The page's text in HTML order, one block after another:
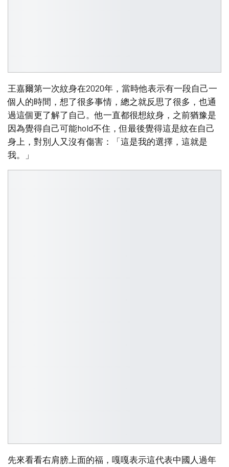
王嘉爾第一次紋身在2020年，當時他表示有一段自己一
個人的時間，想了很多事情，總之就反思了很多，也通
過這個更了解了自己。他一直都很想紋身，之前猶豫是
因為覺得自己可能hold不住，但最後覺得這是紋在自己
身上，對別人又沒有傷害：「這是我的選擇，這就是
我。」
先來看看右肩膀上面的福，嘎嘎表示這代表中國人過年